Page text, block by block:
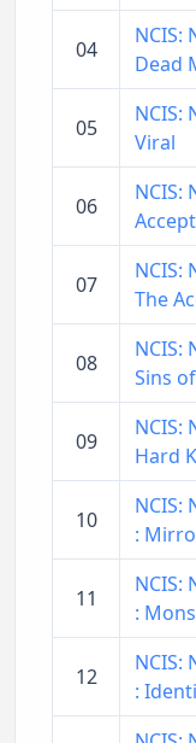
04
NCIS:
Dead
05
NCIS:
Viral
06
NCIS:
07
NCIS:
The
08
NCIS:
Sins
09
NCIS:
Hard
10
NCIS:
:
11
NCIS:
:
12
NCIS:
: